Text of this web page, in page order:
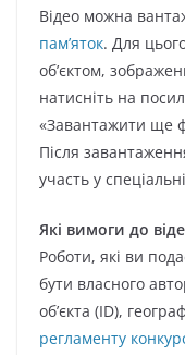
Відео можна
пам’яток. Для
об’єктом,
натисніть на
«Завантажити ще
Після
участь у
Які вимоги до
Роботи, які ви
бути власного
об’єкта (ID),
регламенту